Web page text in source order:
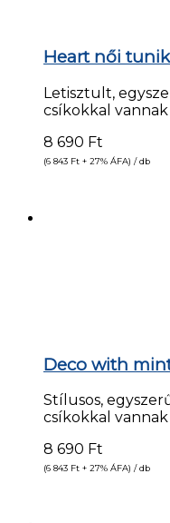
Heart női
Letisztult,
csíkokkal
8 690 Ft
(6 843 Ft + 27% ÁFA) / db
Deco with
Stílusos,
csíkokkal vannak
8 690 Ft
(6 843 Ft + 27% ÁFA) / db